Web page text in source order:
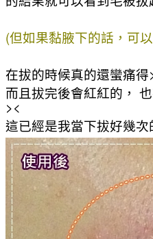
(但如果黏腋下的話，可
在拔的時候真的還蠻痛得
而且拔完後會紅紅的，
><
這已經是我當下拔好幾次